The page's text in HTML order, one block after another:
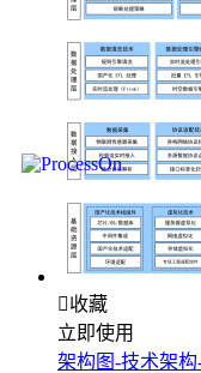
收藏
立即使用
架构图-技术架